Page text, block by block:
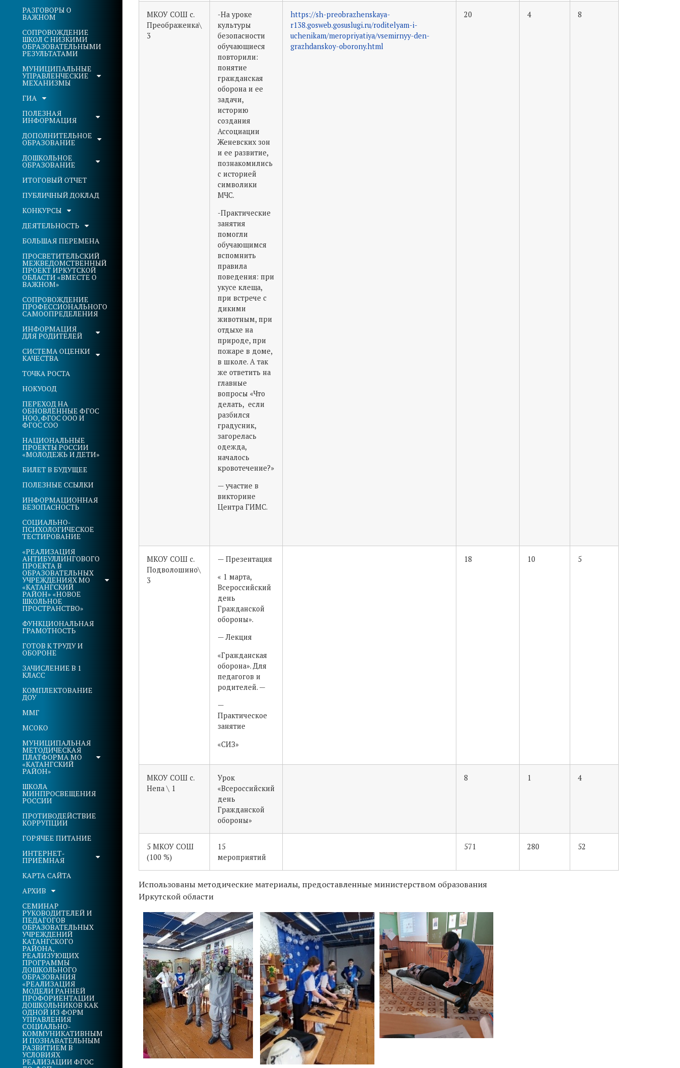
РАЗГОВОРЫ О
ВАЖНОМ
СОПРОВОЖДЕНИЕ
ШКОЛ С НИЗКИМИ
ОБРАЗОВАТЕЛЬНЫМИ
РЕЗУЛЬТАТАМИ
МУНИЦИПАЛЬНЫЕ
УПРАВЛЕНЧЕСКИЕ
МЕХАНИЗМЫ
ГИА
ПОЛЕЗНАЯ
ИНФОРМАЦИЯ
ДОПОЛНИТЕЛЬНОЕ
ОБРАЗОВАНИЕ
ДОШКОЛЬНОЕ
ОБРАЗОВАНИЕ
ИТОГОВЫЙ ОТЧЕТ
ПУБЛИЧНЫЙ ДОКЛАД
КОНКУРСЫ
ДЕЯТЕЛЬНОСТЬ
БОЛЬШАЯ ПЕРЕМЕНА
ПРОСВЕТИТЕЛЬСКИЙ
МЕЖВЕДОМСТВЕННЫЙ
ПРОЕКТ ИРКУТСКОЙ
ОБЛАСТИ «ВМЕСТЕ О
ВАЖНОМ»
СОПРОВОЖДЕНИЕ
ПРОФЕССИОНАЛЬНОГО
САМООПРЕДЕЛЕНИЯ
ИНФОРМАЦИЯ
ДЛЯ РОДИТЕЛЕЙ
СИСТЕМА ОЦЕНКИ
КАЧЕСТВА
ТОЧКА РОСТА
НОКУООД
ПЕРЕХОД НА
ОБНОВЛЁННЫЕ ФГОС
НОО, ФГОС ООО И
ФГОС СОО
НАЦИОНАЛЬНЫЕ
ПРОЕКТЫ РОССИИ
«МОЛОДЕЖЬ И ДЕТИ»
БИЛЕТ В БУДУЩЕЕ
ПОЛЕЗНЫЕ ССЫЛКИ
ИНФОРМАЦИОННАЯ
БЕЗОПАСНОСТЬ
СОЦИАЛЬНО-
ПСИХОЛОГИЧЕСКОЕ
ТЕСТИРОВАНИЕ
«РЕАЛИЗАЦИЯ
АНТИБУЛЛИНГОВОГО
ПРОЕКТА В
ОБРАЗОВАТЕЛЬНЫХ
УЧРЕЖДЕНИЯХ МО
«КАТАНГСКИЙ
РАЙОН» «НОВОЕ
ШКОЛЬНОЕ
ПРОСТРАНСТВО»
ФУНКЦИОНАЛЬНАЯ
ГРАМОТНОСТЬ
ГОТОВ К ТРУДУ И
ОБОРОНЕ
ЗАЧИСЛЕНИЕ В 1
КЛАСС
КОМПЛЕКТОВАНИЕ
ДОУ
ММГ
МСОКО
МУНИЦИПАЛЬНАЯ
МЕТОДИЧЕСКАЯ
ПЛАТФОРМА МО
«КАТАНГСКИЙ
РАЙОН»
ШКОЛА
МИНПРОСВЕЩЕНИЯ
РОССИИ
ПРОТИВОДЕЙСТВИЕ
КОРРУПЦИИ
ГОРЯЧЕЕ ПИТАНИЕ
ИНТЕРНЕТ-
ПРИЁМНАЯ
КАРТА САЙТА
АРХИВ
СЕМИНАР
РУКОВОДИТЕЛЕЙ И
ПЕДАГОГОВ
ОБРАЗОВАТЕЛЬНЫХ
УЧРЕЖДЕНИЙ
КАТАНГСКОГО
РАЙОНА,
РЕАЛИЗУЮЩИХ
ПРОГРАММЫ
ДОШКОЛЬНОГО
ОБРАЗОВАНИЯ
«РЕАЛИЗАЦИЯ
МОДЕЛИ РАННЕЙ
ПРОФОРИЕНТАЦИИ
ДОШКОЛЬНИКОВ КАК
ОДНОЙ ИЗ ФОРМ
УПРАВЛЕНИЯ
СОЦИАЛЬНО-
КОММУНИКАТИВНЫМ
И ПОЗНАВАТЕЛЬНЫМ
РАЗВИТИЕМ В
УСЛОВИЯХ
РЕАЛИЗАЦИИ ФГОС
МКОУ СОШ с.
Преображенка\
3
-На уроке
культуры
безопасности
обучающиеся
повторили:
понятие
гражданская
оборона и ее
задачи,
историю
создания
Ассоциации
Женевских зон
и ее развитие,
познакомились
с историей
символики
МЧС.
-Практические
занятия
помогли
обучающимся
вспомнить
правила
поведения: при
укусе клеща,
при встрече с
дикими
животным, при
отдыхе на
природе, при
пожаре в доме,
в школе. А так
же ответить на
главные
вопросы «Что
делать, если
разбился
градусник,
загорелась
одежда,
началось
кровотечение?»
— участие в
викторине
Центра ГИМС.
https://sh-preobrazhenskaya-
r138.gosweb.gosuslugi.ru/roditelyam-i-
uchenikam/meropriyatiya/vsemirnyy-den-
grazhdanskoy-oborony.html
20 4 8
МКОУ СОШ с.
Подволошино\
3
— Презентация
« 1 марта,
Всероссийский
день
Гражданской
обороны».
— Лекция
«Гражданская
оборона». Для
педагогов и
родителей. —
—
Практическое
занятие
«СИЗ»
18 10 5
МКОУ СОШ с.
Непа \ 1
Урок
«Всероссийский
день
Гражданской
обороны»
8 1 4
5 МКОУ СОШ
(100 %)
15
мероприятий
571 280 52
Использованы методические материалы, предоставленные министерством образования
Иркутской области